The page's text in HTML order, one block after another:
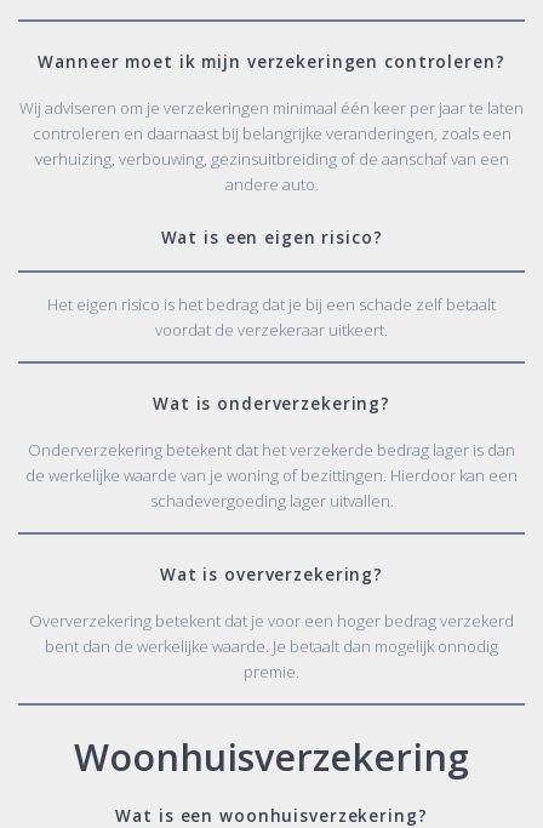
Wanneer moet ik mijn verzekeringen controleren?
Wij adviseren om je verzekeringen minimaal één keer per jaar te laten
controleren en daarnaast bij belangrijke veranderingen, zoals een
verhuizing, verbouwing, gezinsuitbreiding of de aanschaf van een
andere auto.
Wat is een eigen risico?
Het eigen risico is het bedrag dat je bij een schade zelf betaalt
voordat de verzekeraar uitkeert.
Wat is onderverzekering?
Onderverzekering betekent dat het verzekerde bedrag lager is dan
de werkelijke waarde van je woning of bezittingen. Hierdoor kan een
schadevergoeding lager uitvallen.
Wat is oververzekering?
Oververzekering betekent dat je voor een hoger bedrag verzekerd
bent dan de werkelijke waarde. Je betaalt dan mogelijk onnodig
premie.
Woonhuisverzekering
Wat is een woonhuisverzekering?